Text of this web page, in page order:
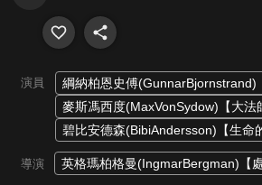
演員
綱納柏恩史傅(GunnarBjornstrand)
麥斯馮西度(MaxVonSydow)【大法
碧比安德森(BibiAndersson)【生命
導演 英格瑪柏格曼(IngmarBergman)【處